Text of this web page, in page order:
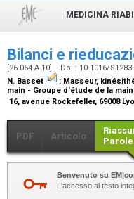
MEDICINA
Bilanci e
[26-064-A-10] - Doi : 10.1016/
N. Basset
: Masseur,
main - Groupe d'étude de la
16, avenue Rockefeller, 69008
PDF Articolo
Benvenuto su
L'accesso al testo